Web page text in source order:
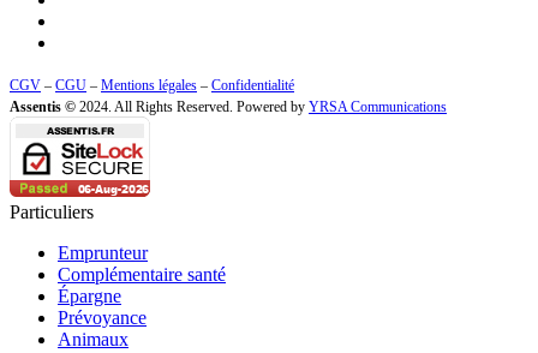
CGV – CGU – Mentions légales – Confidentialité
Assentis © 2024. All Rights Reserved. Powered by YRSA Communications
Particuliers
Emprunteur
Complémentaire santé
Épargne
Prévoyance
Animaux